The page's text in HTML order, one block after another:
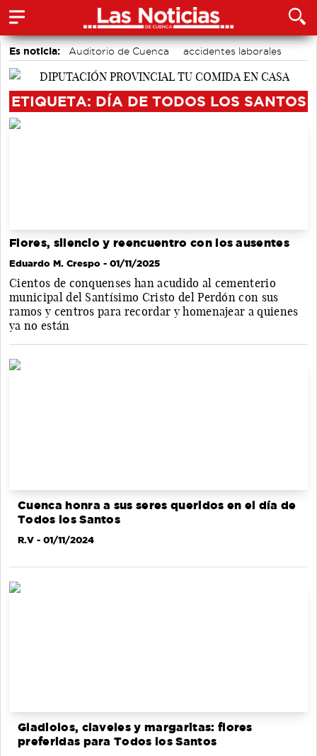
Es noticia: Auditorio de Cuenca
accidentes laborales
Medio Ambiente
ETIQUETA: DÍA DE TODOS LOS SANTOS
Flores, silencio y reencuentro con los ausentes
Eduardo M. Crespo - 01/11/2025
Cientos de conquenses han acudido al cementerio
municipal del Santísimo Cristo del Perdón con sus
ramos y centros para recordar y homenajear a quienes
ya no están
Cuenca honra a sus seres queridos en el día de
Todos los Santos
R.V - 01/11/2024
Gladiolos, claveles y margaritas: flores
preferidas para Todos los Santos